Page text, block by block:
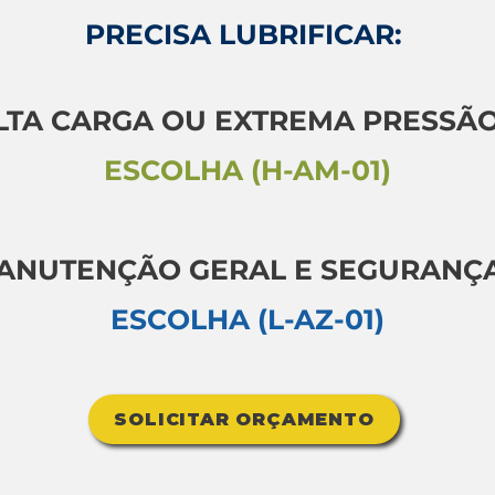
PRECISA LUBRIFICAR:
CARGA OU EXTREMA
ESCOLHA (H-AM-01)
GERAL E
ESCOLHA (L-AZ-01)
SOLICITAR ORÇAMENTO